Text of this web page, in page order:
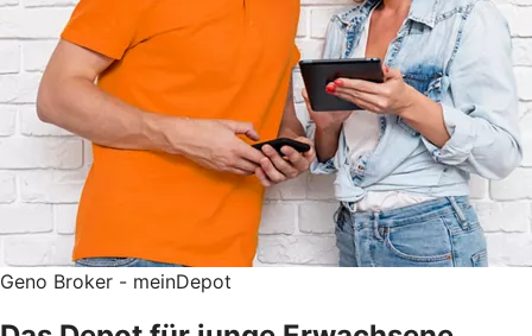
Geno Broker - meinDepot